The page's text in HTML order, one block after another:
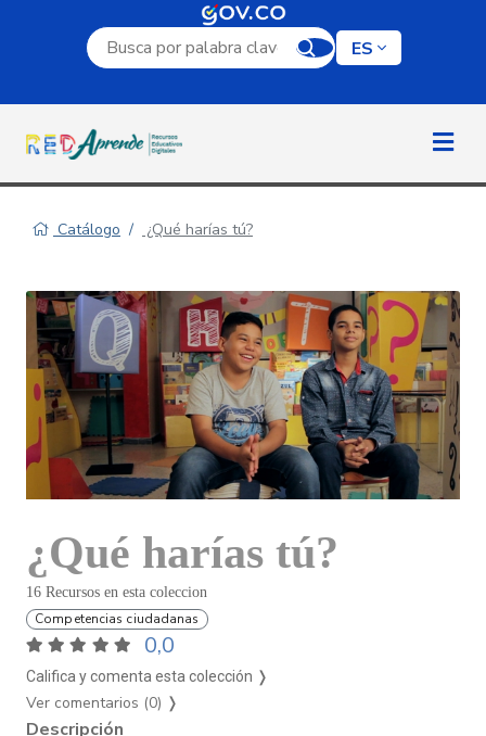
Campo de búsqueda por palabra clave
ES
Catálogo ¿Qué harías tú?
¿Qué harías tú?
16 Recursos en esta coleccion
Competencias ciudadanas
0,0
Califica y comenta esta colección ❭
Ver comentarios (0) ❭
Descripción